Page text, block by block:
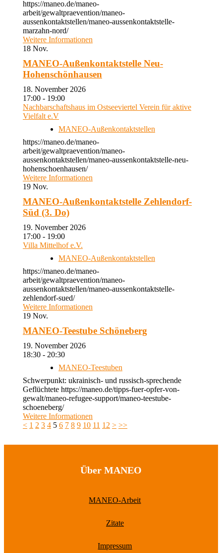
https://maneo.de/maneo-
arbeit/gewaltpraevention/maneo-
aussenkontaktstellen/maneo-aussenkontaktstelle-
marzahn-nord/
Weitere Informationen
18 Nov.
MANEO-Außenkontaktstelle Neu-
Hohenschönhausen
18. November 2026
17:00 - 19:00
Nachbarschaftshaus im Ostseeviertel Verein für aktive
Vielfalt e.V
MANEO-Außenkontaktstellen
https://maneo.de/maneo-
arbeit/gewaltpraevention/maneo-
aussenkontaktstellen/maneo-aussenkontaktstelle-neu-
hohenschoenhausen/
Weitere Informationen
19 Nov.
MANEO-Außenkontaktstelle Zehlendorf-
Süd (3. Do)
19. November 2026
17:00 - 19:00
Villa Mittelhof e.V.
MANEO-Außenkontaktstellen
https://maneo.de/maneo-
arbeit/gewaltpraevention/maneo-
aussenkontaktstellen/maneo-aussenkontaktstelle-
zehlendorf-sued/
Weitere Informationen
19 Nov.
MANEO-Teestube Schöneberg
19. November 2026
18:30 - 20:30
MANEO-Teestuben
Schwerpunkt: ukrainisch- und russisch-sprechende
Geflüchtete https://maneo.de/tipps-fuer-opfer-von-
gewalt/maneo-refugee-support/maneo-teestube-
schoeneberg/
Weitere Informationen
< 1 2 3 4 5 6 7 8 9 10 11 12 > >>
Über MANEO
MANEO-Arbeit
Zitate
Impressum